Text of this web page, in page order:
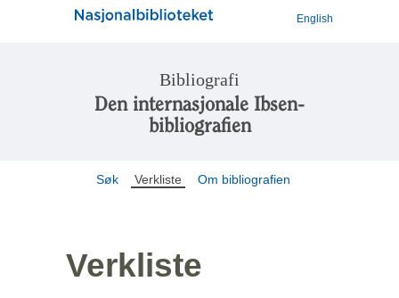
English
Bibliografi
Den internasjonale Ibsen-
bibliografien
Søk Verkliste Om bibliografien
Verkliste